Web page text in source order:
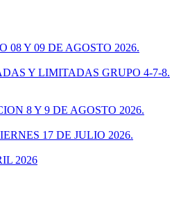
08 Y 09 DE AGOSTO 2026.
Y LIMITADAS GRUPO 4-7-8.
8 Y 9 DE AGOSTO 2026.
17 DE JULIO 2026.
2026